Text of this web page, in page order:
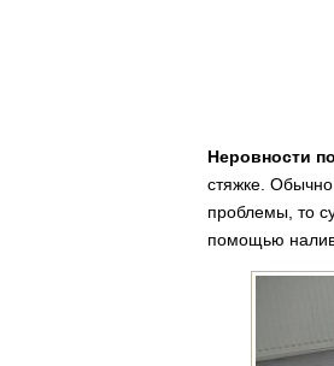
Неровности
стяжке.
проблемы, то
помощью